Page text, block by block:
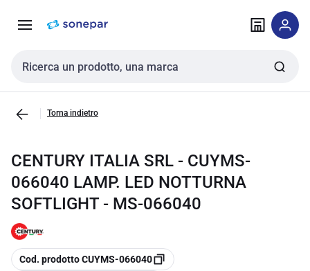
navigazione alla
Cerca input
Torna indietro
CENTURY ITALIA SRL - CUYMS-
066040 LAMP. LED NOTTURNA
SOFTLIGHT - MS-066040
copia
Cod. prodotto CUYMS-066040